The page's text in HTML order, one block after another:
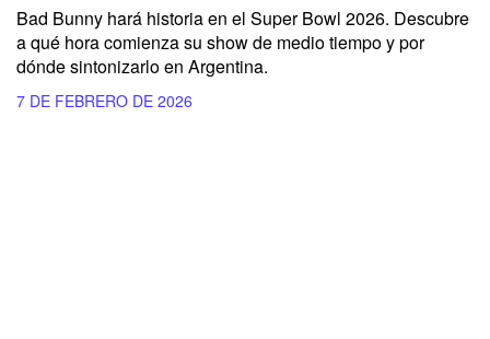
Bad Bunny hará historia en el Super Bowl 2026. Descubre
a qué hora comienza su show de medio tiempo y por
dónde sintonizarlo en Argentina.
7 DE FEBRERO DE 2026